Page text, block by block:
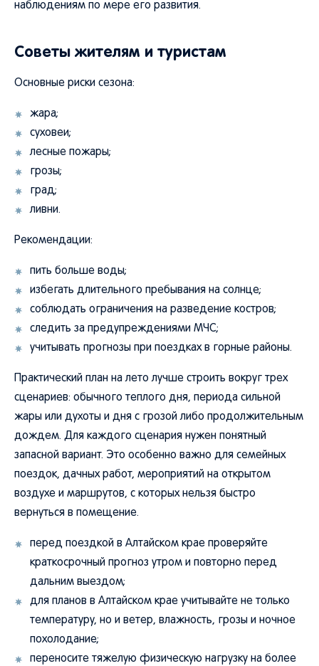
наблюдениям по мере его развития.
Советы жителям и туристам
Основные риски сезона:
жара;
суховеи;
лесные пожары;
грозы;
град;
ливни.
Рекомендации:
пить больше воды;
избегать длительного пребывания на солнце;
соблюдать ограничения на разведение костров;
следить за предупреждениями МЧС;
учитывать прогнозы при поездках в горные районы.
Практический план на лето лучше строить вокруг трех
сценариев: обычного теплого дня, периода сильной
жары или духоты и дня с грозой либо продолжительным
дождем. Для каждого сценария нужен понятный
запасной вариант. Это особенно важно для семейных
поездок, дачных работ, мероприятий на открытом
воздухе и маршрутов, с которых нельзя быстро
вернуться в помещение.
перед поездкой в Алтайском крае проверяйте
краткосрочный прогноз утром и повторно перед
дальним выездом;
для планов в Алтайском крае учитывайте не только
температуру, но и ветер, влажность, грозы и ночное
похолодание;
переносите тяжелую физическую нагрузку на более